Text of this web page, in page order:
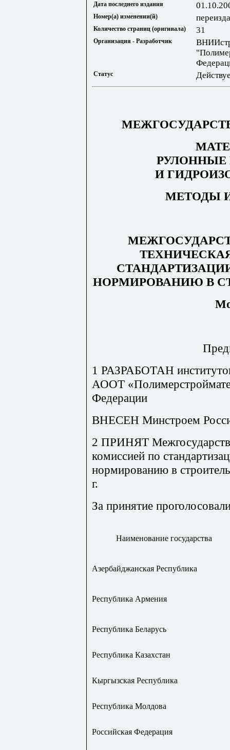
Дата последнего издания
Номер(а) изменении(й)
Количество страниц (оригинала) 31
Организация - Разработчик
Статус
РУЛОННЫЕ
И
МЕТОДЫ
НОРМИРОВАНИЮ В
1 РАЗРАБОТАН
АООТ
Федерации
ВНЕСЕН Минстроем
2 ПРИНЯТ
комиссией по
нормированию в
г.
За принятие
Наименование государства
Азербайджанская Республика
Республика Армения
Республика Беларусь
Республика Казахстан
Кыргызская Республика
Республика Молдова
Российская Федерация